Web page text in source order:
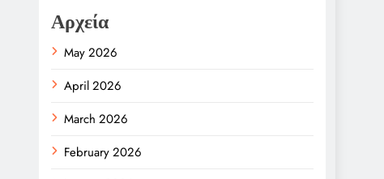
Αρχεία
May 2026
April 2026
March 2026
February 2026